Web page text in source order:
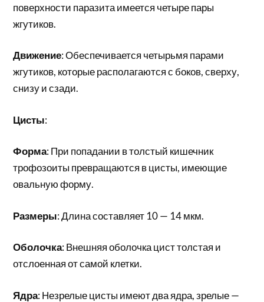
поверхности паразита имеется четыре пары
жгутиков.
Движение: Обеспечивается четырьмя парами
жгутиков, которые располагаются с боков, сверху,
снизу и сзади.
Цисты:
Форма: При попадании в толстый кишечник
трофозоиты превращаются в цисты, имеющие
овальную форму.
Размеры: Длина составляет 10 — 14 мкм.
Оболочка: Внешняя оболочка цист толстая и
отслоенная от самой клетки.
Ядра: Незрелые цисты имеют два ядра, зрелые —